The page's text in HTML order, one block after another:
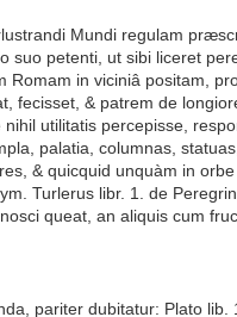
Mundi regulam
suo petenti, ut sibi liceret
Romam in viciniâ positam,
fecisset, & patrem de
utilitatis percepisse,
palatia, columnas,
& quicquid unquàm in
Turlerus libr. 1. de
queat, an aliquis cum
pariter dubitatur: Plato